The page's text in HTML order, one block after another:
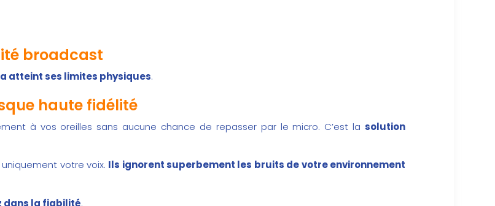
broadcast
atteint ses limites physiques.
haute fidélité
à vos oreilles sans aucune chance de repasser par le micro. C’est la solution
votre voix. Ils ignorent superbement les bruits de votre environnement
dans la fiabilité.